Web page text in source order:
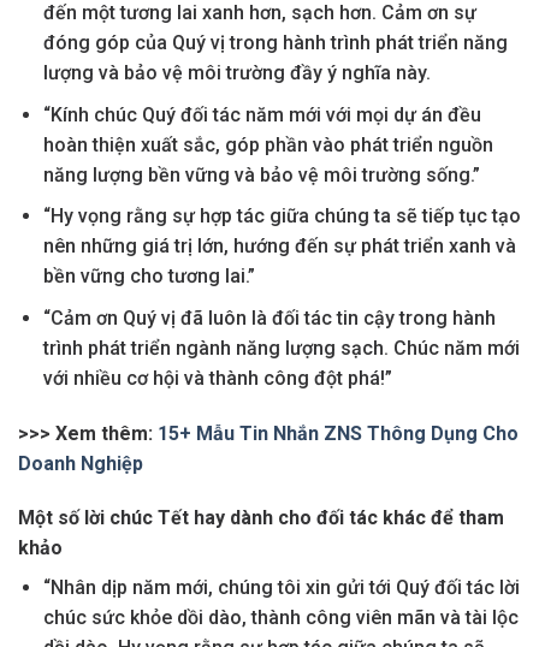
đến một tương lai xanh hơn, sạch hơn. Cảm ơn sự
đóng góp của Quý vị trong hành trình phát triển năng
lượng và bảo vệ môi trường đầy ý nghĩa này.
“Kính chúc Quý đối tác năm mới với mọi dự án đều
hoàn thiện xuất sắc, góp phần vào phát triển nguồn
năng lượng bền vững và bảo vệ môi trường sống.”
“Hy vọng rằng sự hợp tác giữa chúng ta sẽ tiếp tục tạo
nên những giá trị lớn, hướng đến sự phát triển xanh và
bền vững cho tương lai.”
“Cảm ơn Quý vị đã luôn là đối tác tin cậy trong hành
trình phát triển ngành năng lượng sạch. Chúc năm mới
với nhiều cơ hội và thành công đột phá!”
>>> Xem thêm: 15+ Mẫu Tin Nhắn ZNS Thông Dụng Cho
Doanh Nghiệp
Một số lời chúc Tết hay dành cho đối tác khác để tham
khảo
“Nhân dịp năm mới, chúng tôi xin gửi tới Quý đối tác lời
chúc sức khỏe dồi dào, thành công viên mãn và tài lộc